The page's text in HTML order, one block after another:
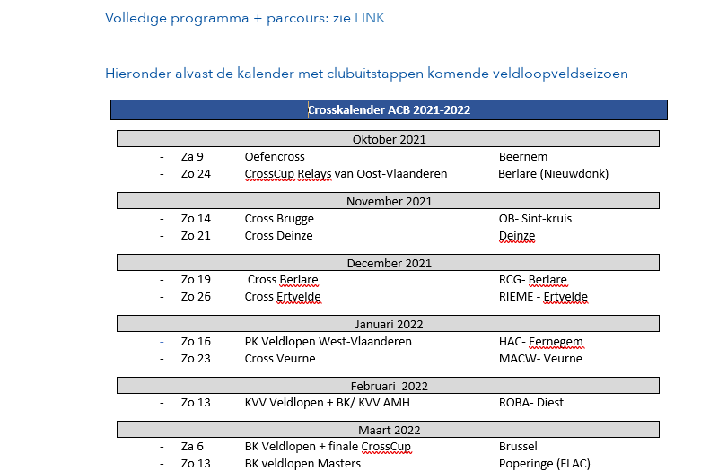
Volledige programma + parcours: zie LINK
Hieronder alvast de kalender met clubuitstappen komende veldloopveldseizoen